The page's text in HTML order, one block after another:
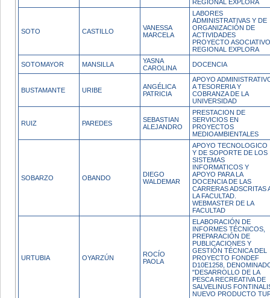
REGIONAL EXPLORA
SOTO CASTILLO
VANESSA
MARCELA
LABORES
ADMINISTRATIVAS Y DE
ORGANIZACIÓN DE
ACTIVIDADES
PROYECTO ASOCIATIVO
REGIONAL EXPLORA
SOTOMAYOR MANSILLA
YASNA
CAROLINA
DOCENCIA
BUSTAMANTE URIBE
ANGÉLICA
PATRICIA
APOYO
A TESORERIA Y
COBRANZA DE LA
UNIVERSIDAD
RUIZ PAREDES
SEBASTIAN
ALEJANDRO
PRESTACION DE
SERVICIOS EN
PROYECTOS
MEDIOAMBIENTALES
SOBARZO OBANDO
DIEGO
WALDEMAR
APOYO TECNOLOGICO
Y DE SOPORTE DE LOS
SISTEMAS
INFORMATICOS Y
APOYO PARA LA
DOCENCIA DE LAS
CARRERAS ADSCRITAS
LA FACULTAD.
WEBMASTER DE LA
FACULTAD
URTUBIA OYARZÚN
ROCÍO
PAOLA
ELABORACIÓN DE
INFORMES TÉCNICOS,
PREPARACIÓN DE
PUBLICACIONES Y
GESTIÓN TÉCNICA DEL
PROYECTO FONDEF
D10E1258,
"DESARROLLO DE LA
PESCA RECREATIVA DE
SALVELINUS
NUEVO PRODUCTO